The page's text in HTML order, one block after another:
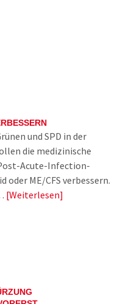
und SPD in der
die medizinische
Acute-Infection-
oder ME/CFS verbessern.
Weiterlesen